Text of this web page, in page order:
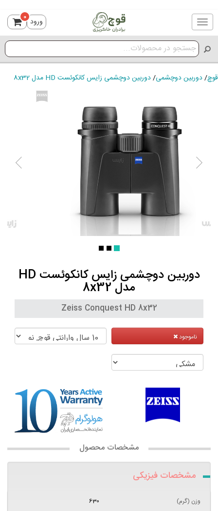
Toggle
navigation
ورود 0
قوچ/دوربین دوچشمی/دوربین دوچشمی زایس کانکوئست HD مدل 8x32
دوربین دوچشمی زایس کانکوئست HD
مدل 8x32
Zeiss Conquest HD 8x32
ناموجود
مشخصات محصول
مشخصات فیزیکی
وزن (گرم) 630